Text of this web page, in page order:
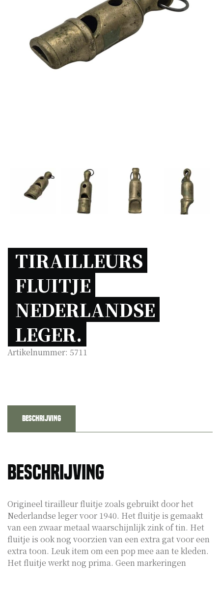
TIRAILLEURS
FLUITJE
NEDERLANDSE
LEGER.
Artikelnummer: 5711
Beschrijving
Beschrijving
Origineel tirailleur fluitje zoals gebruikt door het
Nederlandse leger voor 1940. Het fluitje is gemaakt
van een zwaar metaal waarschijnlijk zink of tin. Het
fluitje is ook nog voorzien van een extra gat voor een
extra toon. Leuk item om een pop mee aan te kleden.
Het fluitje werkt nog prima. Geen markeringen